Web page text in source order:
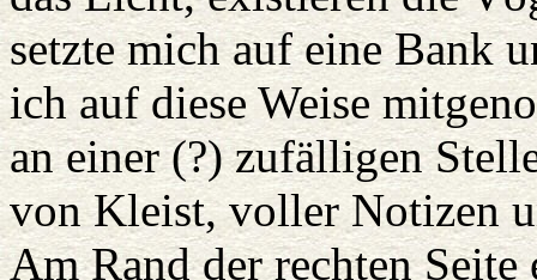
setzte mich auf eine Bank
ich auf diese Weise
an einer (?) zufälligen
von Kleist, voller Notizen
Am Rand der rechten